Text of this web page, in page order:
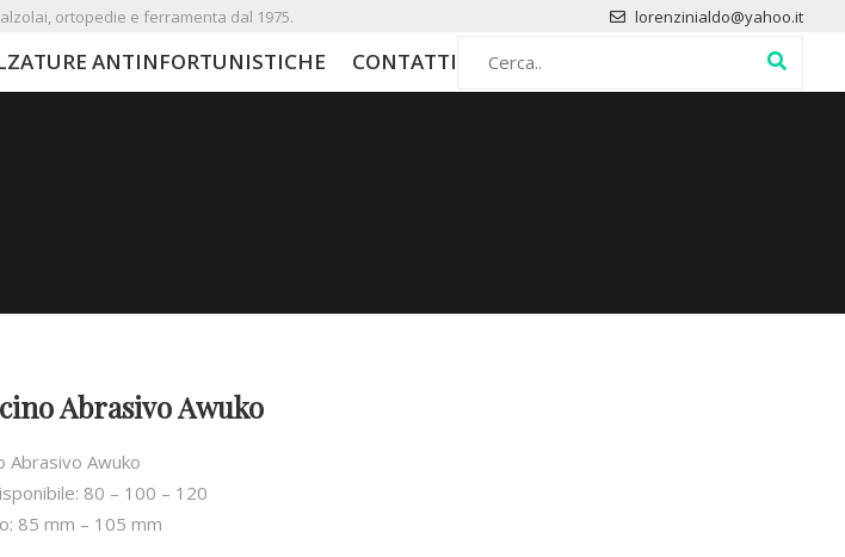
ortopedie e ferramenta dal 1975. lorenzinialdo@yahoo.it
ANTINFORTUNISTICHE CONTATTI
Abrasivo Awuko
Abrasivo Awuko
80 – 100 – 120
85 mm – 105 mm